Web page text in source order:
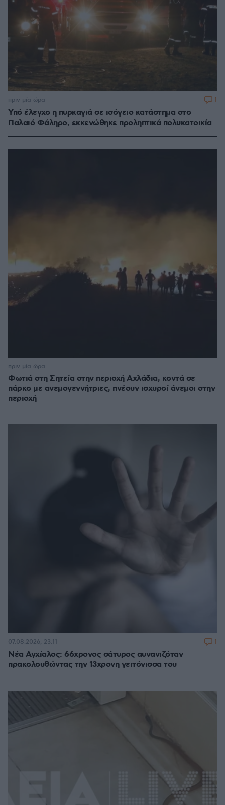
Υπό έλεγχο η πυρκαγιά σε ισόγειο κατάστημα στο
Παλαιό Φάληρο, εκκενώθηκε προληπτικά πολυκατοικία
πριν μία ώρα 1
Φωτιά στη Σητεία στην περιοχή Αχλάδια, κοντά σε
πάρκο με ανεμογεννήτριες, πνέουν ισχυροί άνεμοι στην
περιοχή
πριν μία ώρα
Νέα Αγχίαλος: 66χρονος σάτυρος αυνανιζόταν
πρακολουθώντας την 13χρονη γειτόνισσα του
07.08.2026, 23:11 1